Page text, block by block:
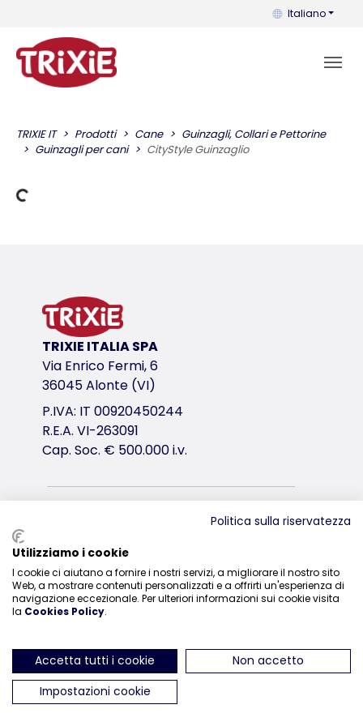
Puoi cambiare
Italiano
TRIXIE IT Prodotti Cane
Guinzagli, Collari e Pettorine
Guinzagli per cani
CityStyle Guinzaglio
Dati di carico
TRIXIE ITALIA SPA
Via Enrico Fermi, 6
36045 Alonte (VI)
P.IVA: IT 00920450244
R.E.A. VI-263091
Cap. Soc. € 500.000 i.v.
0444-835329
ci trovi su Instagram
ci trovi su Facebook
ci trovi su YouTube
ci trovi suci trovi su
Politica sulla riservatezza
Utilizziamo i cookie
I cookie ci aiutano a fornire i nostri servizi, a migliorare il nostro sito
Web, a mostrare contenuti personalizzati e a offrirti un'esperienza di
navigazione eccezionale. Per ulteriori informazioni sui cookie visita
la Cookies Policy.
Accetta tutti i cookie
Non accetto
Impostazioni cookie